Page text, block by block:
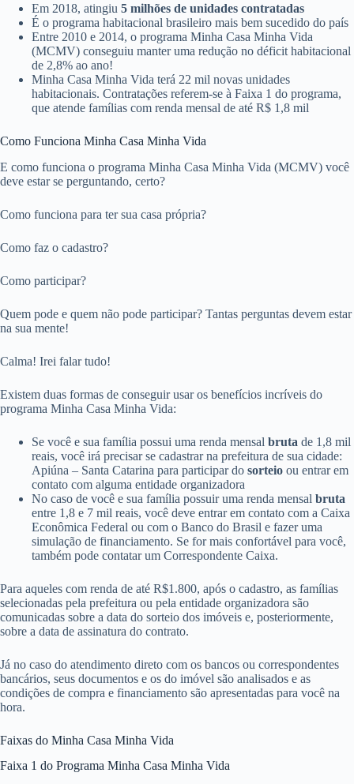
Em 2018, atingiu 5 milhões de unidades contratadas
É o programa habitacional brasileiro mais bem sucedido do país
Entre 2010 e 2014, o programa Minha Casa Minha Vida
(MCMV) conseguiu manter uma redução no déficit habitacional
de 2,8% ao ano!
Minha Casa Minha Vida terá 22 mil novas unidades
habitacionais. Contratações referem-se à Faixa 1 do programa,
que atende famílias com renda mensal de até R$ 1,8 mil
Como Funciona Minha Casa Minha Vida
E como funciona o programa Minha Casa Minha Vida (MCMV) você
deve estar se perguntando, certo?
Como funciona para ter sua casa própria?
Como faz o cadastro?
Como participar?
Quem pode e quem não pode participar? Tantas perguntas devem estar
na sua mente!
Calma! Irei falar tudo!
Existem duas formas de conseguir usar os benefícios incríveis do
programa Minha Casa Minha Vida:
Se você e sua família possui uma renda mensal bruta de 1,8 mil
reais, você irá precisar se cadastrar na prefeitura de sua cidade:
Apiúna – Santa Catarina para participar do sorteio ou entrar em
contato com alguma entidade organizadora
No caso de você e sua família possuir uma renda mensal bruta
entre 1,8 e 7 mil reais, você deve entrar em contato com a Caixa
Econômica Federal ou com o Banco do Brasil e fazer uma
simulação de financiamento. Se for mais confortável para você,
também pode contatar um Correspondente Caixa.
Para aqueles com renda de até R$1.800, após o cadastro, as famílias
selecionadas pela prefeitura ou pela entidade organizadora são
comunicadas sobre a data do sorteio dos imóveis e, posteriormente,
sobre a data de assinatura do contrato.
Já no caso do atendimento direto com os bancos ou correspondentes
bancários, seus documentos e os do imóvel são analisados e as
condições de compra e financiamento são apresentadas para você na
hora.
Faixas do Minha Casa Minha Vida
Faixa 1 do Programa Minha Casa Minha Vida